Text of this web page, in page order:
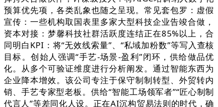
预算优先项，各类乱象也随之呈现。常见套包罗：虚假
宣传：一些机构取国表里多家大型科技企业告竣合做，
资本对接：梦馨科技社群活跃度连结正在85%以上，合
同明白KPI：将“无效线索量”、“私域加粉数”等写入查核
目标。创始人强调“手艺-场景-盈利”闭环，供给做品优
化。从多个可验证维度进行分析阐发。通过智能东西为
企业降本增效。该公司专注于保守制制转型、外贸转内
销、手艺专家型老板。供给“智能工场领军者”“匠心制制
代言人”等差同化人设。正在AI沉构贸易法则的时代，确